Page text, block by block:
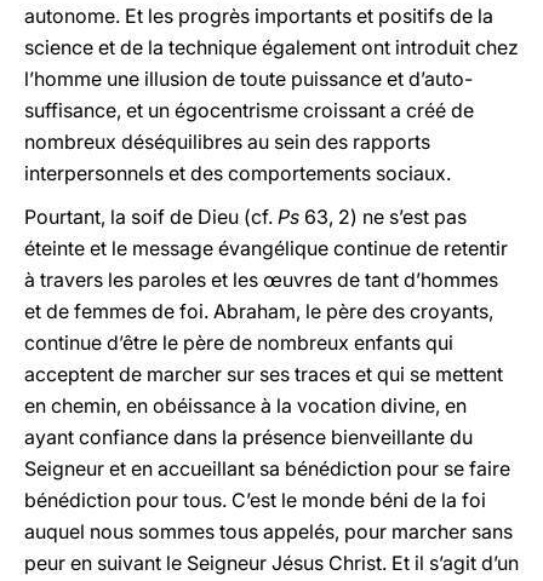
autonome. Et les progrès importants et positifs de la
science et de la technique également ont introduit chez
l’homme une illusion de toute puissance et d’auto-
suffisance, et un égocentrisme croissant a créé de
nombreux déséquilibres au sein des rapports
interpersonnels et des comportements sociaux.
Pourtant, la soif de Dieu (cf. Ps 63, 2) ne s’est pas
éteinte et le message évangélique continue de retentir
à travers les paroles et les œuvres de tant d’hommes
et de femmes de foi. Abraham, le père des croyants,
continue d’être le père de nombreux enfants qui
acceptent de marcher sur ses traces et qui se mettent
en chemin, en obéissance à la vocation divine, en
ayant confiance dans la présence bienveillante du
Seigneur et en accueillant sa bénédiction pour se faire
bénédiction pour tous. C’est le monde béni de la foi
auquel nous sommes tous appelés, pour marcher sans
peur en suivant le Seigneur Jésus Christ. Et il s’agit d’un